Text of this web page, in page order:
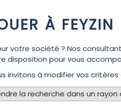
À FEYZIN
votre société ? Nos
disposition pour vous
invitons à modifier vos
la recherche dans un rayon